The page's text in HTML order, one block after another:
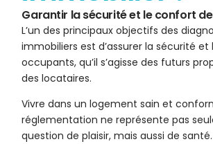
Garantir la sécurité et le confort
L’un des principaux objectifs des
immobiliers est d’assurer la sécurité
occupants, qu’il s’agisse des futurs
des locataires.
Vivre dans un logement sain et
réglementation ne représente pas
question de plaisir, mais aussi de